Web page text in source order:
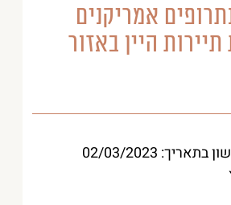
אמריקנים
היין באזור
02/03/2023